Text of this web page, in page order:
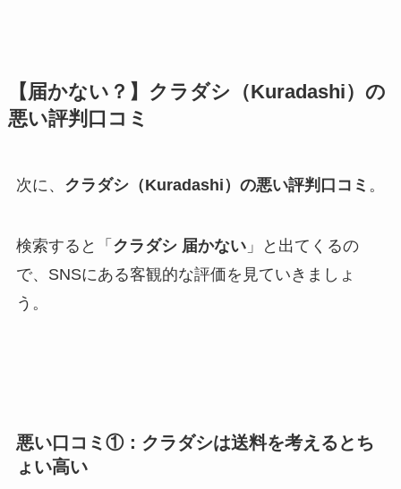
【届かない？】クラダシ（Kuradashi）の
悪い評判口コミ
次に、 クラダシ（Kuradashi）の悪い評判口コミ 。
検索すると「 クラダシ 届かない」と出てくるの
で、SNSにある客観的な評価を見ていきましょ
う。
悪い口コミ①：クラダシは送料を考えるとち
ょい高い